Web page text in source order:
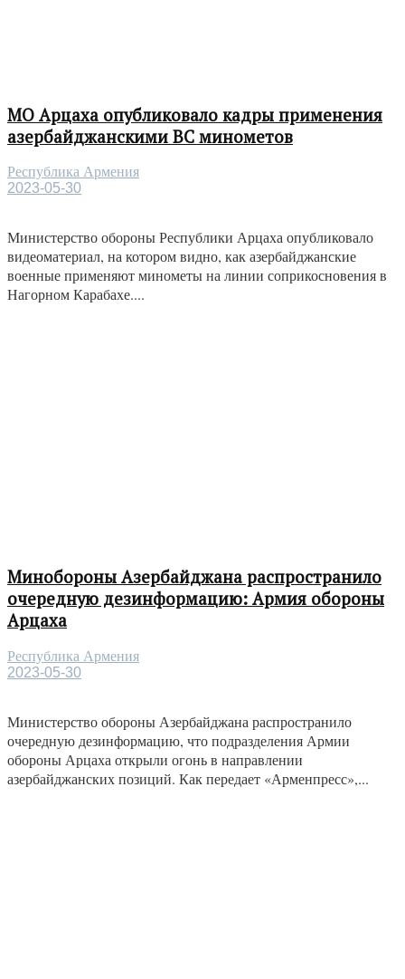
МО Арцаха опубликовало кадры применения
азербайджанскими ВС минометов
Республика Армения
2023-05-30
Министерство обороны Республики Арцаха опубликовало
видеоматериал, на котором видно, как азербайджанские
военные применяют минометы на линии соприкосновения в
Нагорном Карабахе....
Минобороны Азербайджана распространило
очередную дезинформацию: Армия обороны
Арцаха
Республика Армения
2023-05-30
Министерство обороны Азербайджана распространило
очередную дезинформацию, что подразделения Армии
обороны Арцаха открыли огонь в направлении
азербайджанских позиций. Как передает «Арменпресс»,...